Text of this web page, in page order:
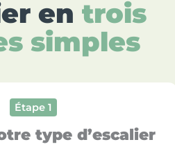
en trois
simples
Étape 1
type d’escalier